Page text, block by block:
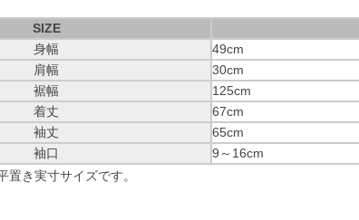
SIZE
身幅
49cm
肩幅
30cm
裾幅
125cm
着丈
67cm
袖丈
65cm
袖口
9～16cm
き実寸サイズです。